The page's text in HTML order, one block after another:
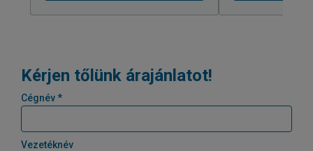
Kérjen tőlünk árajánlatot!
Cégnév *
Vezetéknév